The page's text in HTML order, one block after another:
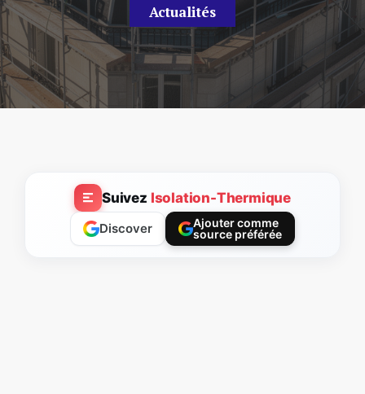
Actualités
Suivez Isolation-Thermique
Discover
Ajouter comme
source préférée